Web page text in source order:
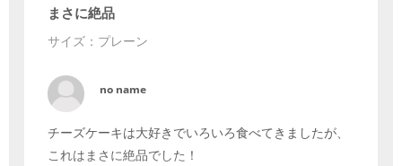
まさに絶品
サイズ：プレーン
no name
チーズケーキは大好きでいろいろ食べてきましたが、
これはまさに絶品でした！